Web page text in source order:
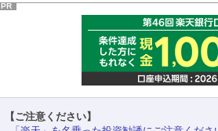
PR
【ご注意ください】